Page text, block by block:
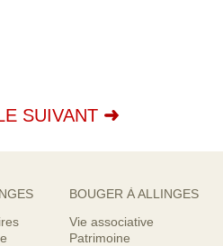
SUIVANT
BOUGER À ALLINGES
Vie associative
Patrimoine